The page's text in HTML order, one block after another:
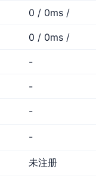
0 / 0ms /
0 / 0ms /
-
-
-
-
未注册